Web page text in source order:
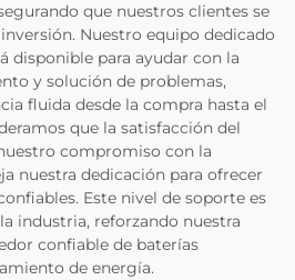
que nuestros clientes se
Nuestro equipo dedicado
disponible para ayudar con la
y solución de problemas,
fluida desde la compra hasta el
que la satisfacción del
compromiso con la
nuestra dedicación para ofrecer
Este nivel de soporte es
industria, reforzando nuestra
confiable de baterías
de energía.